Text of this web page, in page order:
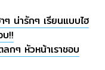
น่ารักๆ เรียนแบบไฮ
!!
กๆ หัวหน้าเราชอบ